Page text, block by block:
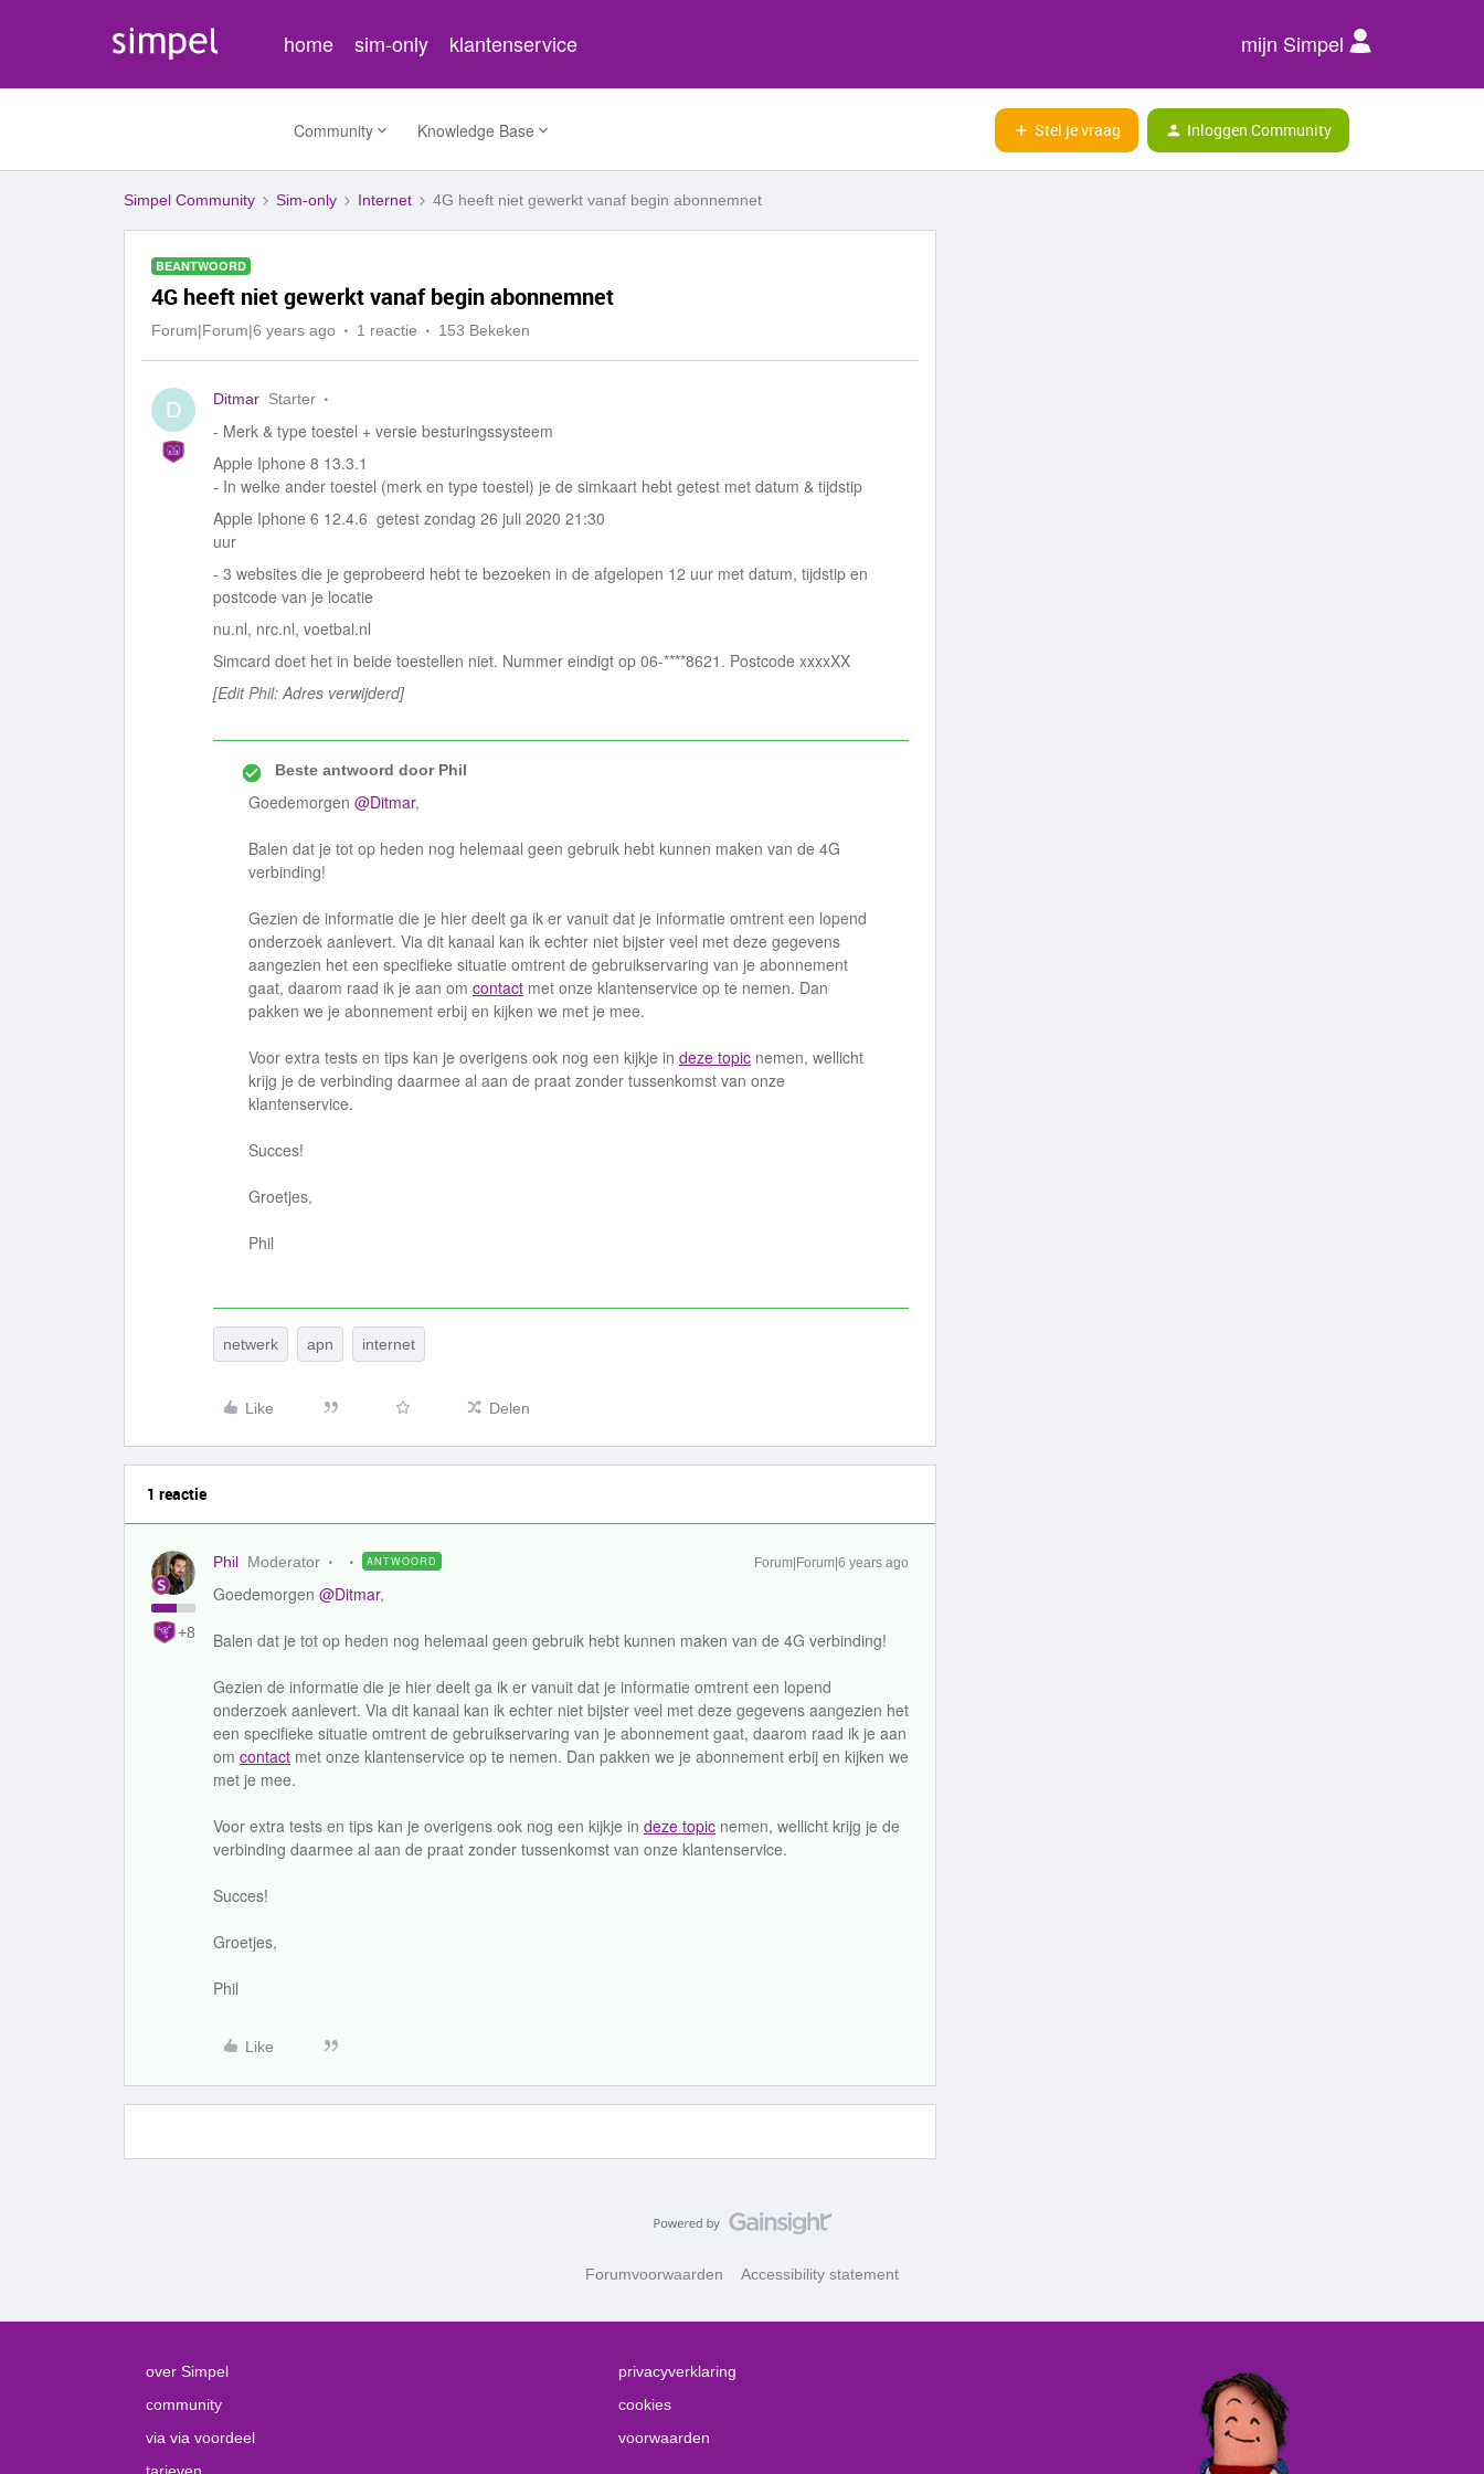
home sim-only klantenservice mijn Simpel
Community Knowledge Base Stel je vraag Inloggen Community
Simpel Community Sim-only Internet 4G heeft niet gewerkt vanaf begin abonnemnet
BEANTWOORD
4G heeft niet gewerkt vanaf begin abonnemnet
Forum|Forum|6 years ago 1 reactie 153 Bekeken
D Ditmar Starter
- Merk & type toestel + versie besturingssysteem
Apple Iphone 8 13.3.1
- In welke ander toestel (merk en type toestel) je de simkaart hebt getest met datum & tijdstip
Apple Iphone 6 12.4.6 getest zondag 26 juli 2020 21:30
uur
- 3 websites die je geprobeerd hebt te bezoeken in de afgelopen 12 uur met datum, tijdstip en
postcode van je locatie
nu.nl, nrc.nl, voetbal.nl
Simcard doet het in beide toestellen niet. Nummer eindigt op 06-****8621. Postcode xxxxXX
[Edit Phil: Adres verwijderd]
Beste antwoord doorPhil
Goedemorgen @Ditmar,
Balen dat je tot op heden nog helemaal geen gebruik hebt kunnen maken van de 4G
verbinding!
Gezien de informatie die je hier deelt ga ik er vanuit dat je informatie omtrent een lopend
onderzoek aanlevert. Via dit kanaal kan ik echter niet bijster veel met deze gegevens
aangezien het een specifieke situatie omtrent de gebruikservaring van je abonnement
gaat, daarom raad ik je aan om contact met onze klantenservice op te nemen. Dan
pakken we je abonnement erbij en kijken we met je mee.
Voor extra tests en tips kan je overigens ook nog een kijkje in deze topic nemen, wellicht
krijg je de verbinding daarmee al aan de praat zonder tussenkomst van onze
klantenservice.
Succes!
Groetjes,
Phil
netwerk apn internet
Like Delen
1 reactie
+8
Phil Moderator ANTWOORD Forum|Forum|6 years ago
Goedemorgen @Ditmar,
Balen dat je tot op heden nog helemaal geen gebruik hebt kunnen maken van de 4G verbinding!
Gezien de informatie die je hier deelt ga ik er vanuit dat je informatie omtrent een lopend
onderzoek aanlevert. Via dit kanaal kan ik echter niet bijster veel met deze gegevens aangezien het
een specifieke situatie omtrent de gebruikservaring van je abonnement gaat, daarom raad ik je aan
om contact met onze klantenservice op te nemen. Dan pakken we je abonnement erbij en kijken we
met je mee.
Voor extra tests en tips kan je overigens ook nog een kijkje in deze topic nemen, wellicht krijg je de
verbinding daarmee al aan de praat zonder tussenkomst van onze klantenservice.
Succes!
Groetjes,
Phil
Like
Forumvoorwaarden Accessibility statement
over Simpel
community
via via voordeel
privacyverklaring
cookies
voorwaarden